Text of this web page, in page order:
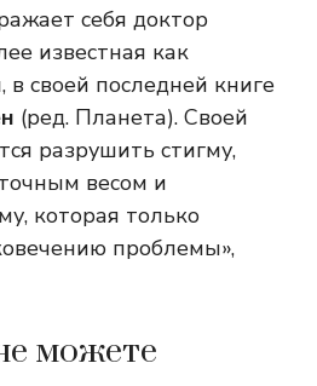
себя доктор
известная как
в своей последней книге
(ред. Планета). Своей
разрушить стигму,
весом и
которая только
проблемы»,
можете